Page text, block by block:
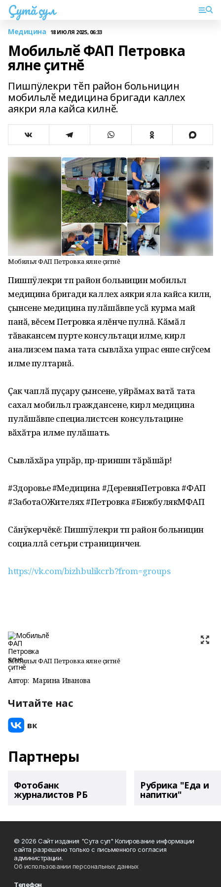
Çутă çул
Медицина 18 ИЮЛЯ 2025, 06:33
Мобильлӗ ФАП Петровка
ялне ҫитнĕ
Пишпÿлекри тӗп район больницин
мобильлӗ медицина бригади каллех
аякри яла кайса килнӗ.
Мобильлӗ ФАП Петровка ялне ҫитнĕ
Пишпÿлекри тӗп район больницин мобильлӗ
медицина бригади каллех аякри яла кайса килнӗ,
ҫынсене медицина пулӑшӑвӗпе усӑ курма май
панӑ, вĕсем Петровка ялĕнче пулнă. Кӑмӑл
тӑвакансем пурте консультаци илме, кирлӗ
анализсем пама тата сывлӑха упрас енӗпе сӗнӳсем
илме пултарнă.
Ҫак чаплӑ пуҫару ҫынсене, уйрӑмах ватӑ тата
сахал мобильлӗ граждансене, кирлӗ медицина
пулӑшӑвӗпе специалистсен консультацине
вӑхӑтра илме пулӑшать.
Сывлӑхӑра упрӑр, пӗр-пӗриншӗн тӑрӑшӑр!
#Здоровье #Медицина #ДеревняПетровка #ФАП
#ЗаботаОЖителях #Петровка #БижбулякМФАП
Сăнÿкерчĕкĕ: Пишпÿлекри тӗп район больницин
социаллă сетьри страницинчен.
https://vk.com/bizhbulikcrb?from=groups
Мобильлӗ ФАП Петровка ялне ҫитнĕ
Автор: Марина Иванова
Читайте нас
Партнеры
Фотобанк
журналистов РБ
Рубрика "Еда и
напитки"
© 2026 Сайт издания "Сута сул" Копирование информации
сайта разрешено только с письменного согласия
администрации.
Об использовании персональных данных
Телефон